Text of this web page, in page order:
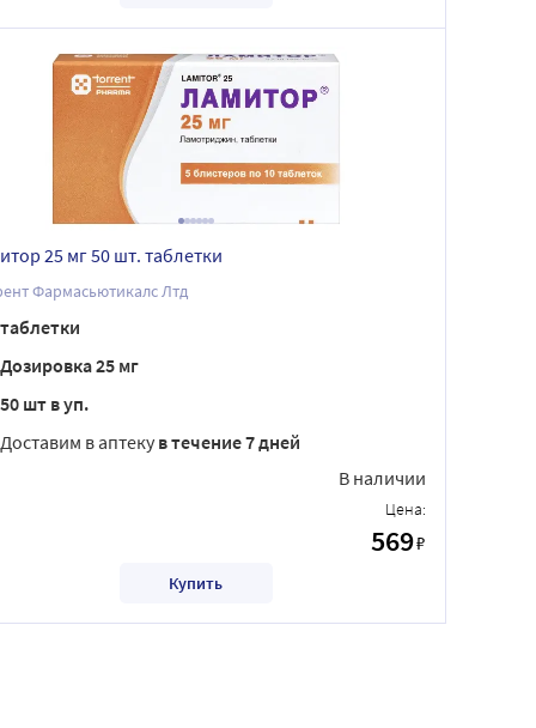
25 мг 50 шт. таблетки
Фармасьютикалс Лтд
таблетки
Дозировка 25 мг
50 шт в уп.
Доставим в аптеку в течение 7 дней
В наличии
Цена:
569₽
Купить